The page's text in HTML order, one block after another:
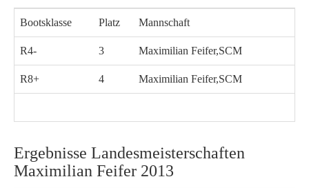
Bootsklasse Platz Mannschaft
R4- 3 Maximilian Feifer,SCM
R8+ 4 Maximilian Feifer,SCM
Ergebnisse Landesmeisterschaften
Maximilian Feifer 2013